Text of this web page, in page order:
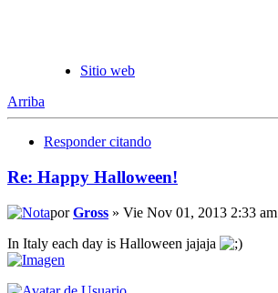
Sitio web
Arriba
Responder citando
Re: Happy Halloween!
porGross » Vie Nov 01, 2013 2:33 am
In Italy each day is Halloween jajaja